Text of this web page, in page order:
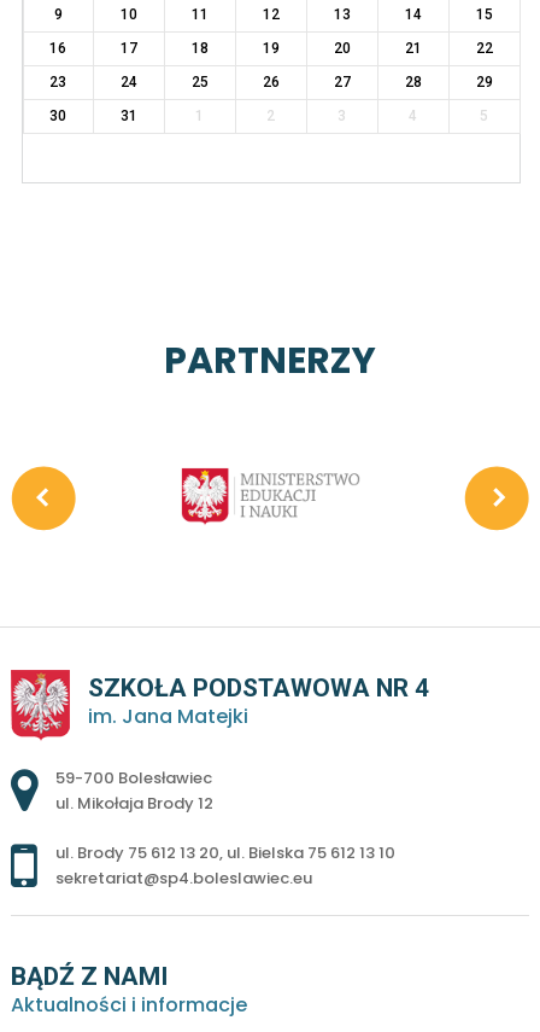
9
10 11 12 13 14
15
16
17 18 19 20 21
22
23
24 25 26 27 28
29
30
31 1 2 3 4 5
PARTNERZY
SZKOŁA PODSTAWOWA NR 4
im. Jana Matejki
Adres pocztowy:
59-700 Bolesławiec
ul. Mikołaja Brody 12
ul. Brody 75 612 13 20, ul. Bielska 75 612 13 10
sekretariat@sp4.boleslawiec.eu
BĄDŹ Z NAMI
Aktualności i informacje